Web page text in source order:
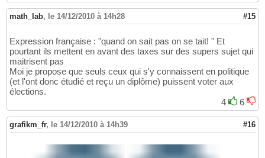
math_lab, le 14/12/2010 à 14h28 #15
Expression française : "quand on sait pas on se tait! " Et
pourtant ils mettent en avant des taxes sur des supers sujet qui
maitrisent pas
Moi je propose que seuls ceux qui s'y connaissent en politique
(et l'ont donc étudié et reçu un diplôme) puissent voter aux
élections.
4
6
grafikm_fr, le 14/12/2010 à 14h39 #16